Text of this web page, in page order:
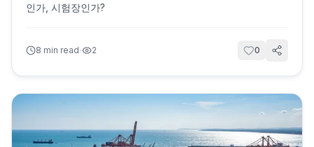
인가, 시험장인가?
8 min read· 2 0